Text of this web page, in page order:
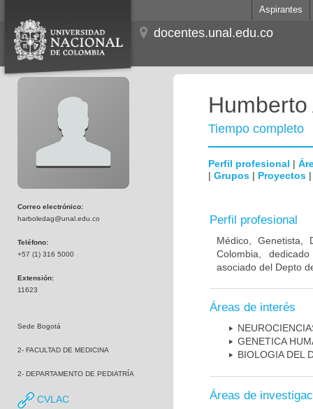
Aspirantes
docentes.unal.edu.co
Correo electrónico:
harboledag@unal.edu.co
Teléfono:
+57 (1) 316 5000
Extensión:
11623
Sede Bogotá
2- FACULTAD DE MEDICINA
2- DEPARTAMENTO DE PEDIATRÍA
CVLAC
Tiempo completo
Perfil profesional |
| Grupos | Proyectos
Perfil profesional
Médico, Genetista,
Colombia,
asociado del Depto
Áreas de interés
GENETICA
BIOLOGIA DEL
Áreas de